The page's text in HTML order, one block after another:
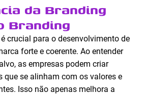
da Branding
Branding
é crucial para o desenvolvimento de
forte e coerente. Ao entender
as empresas podem criar
que se alinham com os valores e
Isso não apenas melhora a